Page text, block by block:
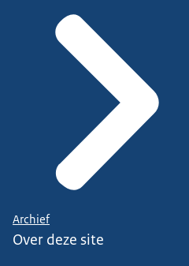
Archief
Over deze site